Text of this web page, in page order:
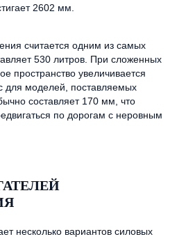
2602 мм.
считается одним из самых
530 литров. При сложенных
пространство увеличивается
для моделей, поставляемых
составляет 170 мм, что
по дорогам с неровным
несколько вариантов силовых